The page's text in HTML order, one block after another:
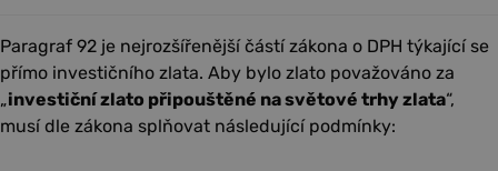
Paragraf 92 je nejrozšířenější částí zákona o DPH týkající se
přímo investičního zlata. Aby bylo zlato považováno za
„investiční zlato připouštěné na světové trhy zlata“,
musí dle zákona splňovat následující podmínky: